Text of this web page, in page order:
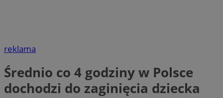
reklama
Średnio co 4 godziny w Polsce
dochodzi do zaginięcia dziecka